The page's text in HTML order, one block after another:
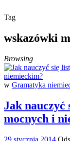
Tag
wskazówki
Browsing
w Gramatyka
Jak nauczyć
mocnych i
29 stycznia 2014